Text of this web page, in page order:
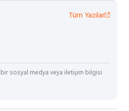
Tüm Yazılar
bir sosyal medya veya iletişim bilgisi